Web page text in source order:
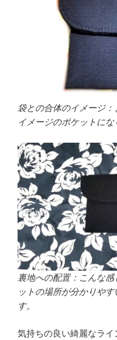
袋との合体のイメージ
イメージのポケットにな
裏地への配置：こんな
ットの場所が分かりや
す。
気持ちの良い綺麗なライ